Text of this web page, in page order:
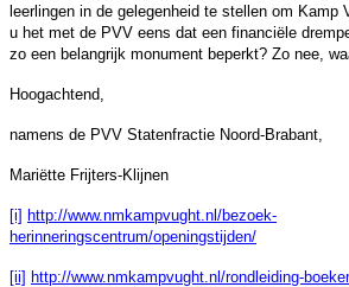
leerlingen in de gelegenheid te stellen om Kamp
u het met de PVV eens dat een financiële
zo een belangrijk monument beperkt? Zo nee,
Hoogachtend,
namens de PVV Statenfractie Noord-Brabant,
Mariëtte Frijters-Klijnen
[i] http://www.nmkampvught.nl/bezoek-
herinneringscentrum/openingstijden/
[ii] http://www.nmkampvught.nl/rondleiding-